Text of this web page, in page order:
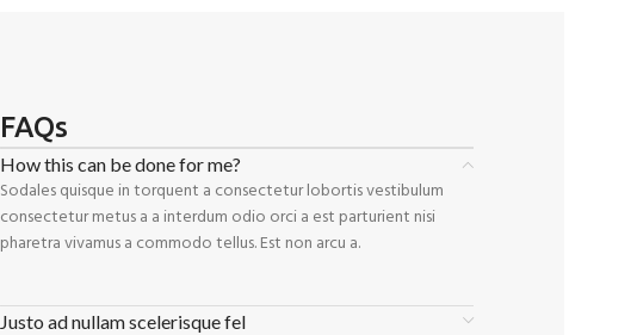
FAQs
How this can be done for me?
Sodales quisque in torquent a consectetur lobortis vestibulum
consectetur metus a a interdum odio orci a est parturient nisi
pharetra vivamus a commodo tellus. Est non arcu a.
Justo ad nullam scelerisque fel